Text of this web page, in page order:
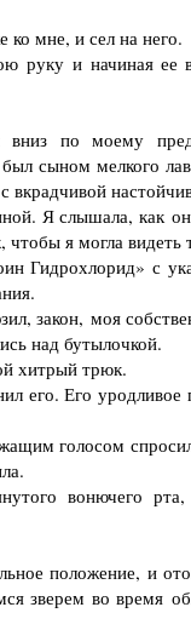
мне, и сел на него.
и начиная ее
по моему
сыном мелкого
Я слышала, как
я могла видеть
Гидрохлорид» с
закон, моя
над бутылочкой.
хитрый трюк.
его. Его
голосом
вонючего
положение, и
зверем во время